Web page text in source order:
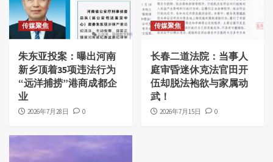
传媒聚焦
朱东亚投案：曝出河南
新乡顶着35项违法行为
“远洋捕捞”港商成都企
业
2026年7月28日 0
传媒聚焦
长春二道法院：当事人
庭审昏迷休克法官田开
伍却脱法袍欲与家属动
武！
2026年7月15日 0